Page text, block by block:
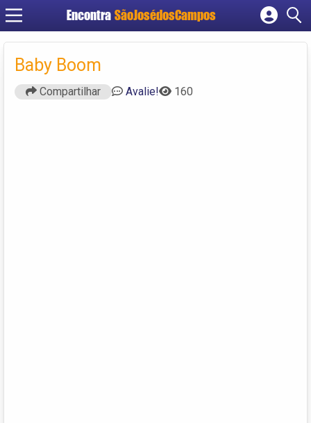
Encontra SãoJosédosCampos
Cadastrar empresa
Baby Boom
Compartilhar Avalie! 160